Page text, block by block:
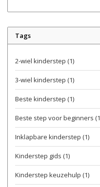
Tags
2-wiel kinderstep (1)
3-wiel kinderstep (1)
Beste kinderstep (1)
Beste step voor beginners
Inklapbare kinderstep (1)
Kinderstep gids (1)
Kinderstep keuzehulp (1)